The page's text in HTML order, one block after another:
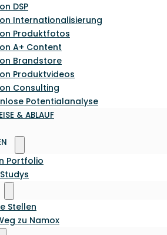
DSP
Internationalisierung
Produktfotos
A+ Content
Brandstore
Produktvideos
Consulting
Potentialanalyse
& ABLAUF
Portfolio
Stellen
zu Namox